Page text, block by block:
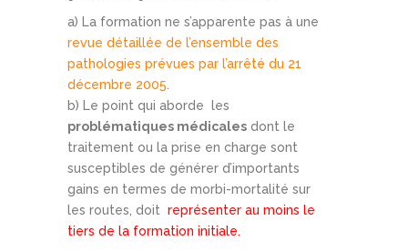
a) La formation ne s’apparente pas à une
revue détaillée de l’ensemble des
pathologies prévues par l’arrêté du 21
décembre 2005.
b) Le point qui aborde les
problématiques médicales dont le
traitement ou la prise en charge sont
susceptibles de générer d’importants
gains en termes de morbi-mortalité sur
les routes, doit représenter au moins le
tiers de la formation initiale.